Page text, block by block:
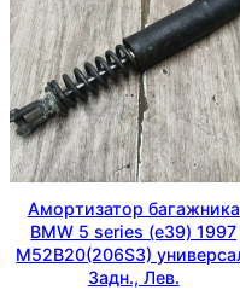
Амортизатор багажника
BMW 5 series (e39) 1997
M52B20(206S3)
Задн., Лев.